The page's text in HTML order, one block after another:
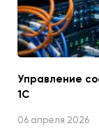
Управление
1С
06 апреля 2026